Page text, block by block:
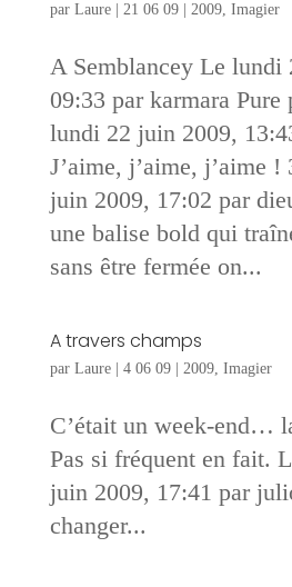
par Laure| 21 06 09| 2009, Imagier
A Semblancey Le lundi
09:33 par karmara
lundi 22 juin 2009,
J’aime, j’aime, j’aime
juin 2009, 17:02 par
une balise bold qui
sans être fermée on...
A travers champs
par Laure| 4 06 09| 2009, Imagier
C’était un week-end…
Pas si fréquent en fait.
juin 2009, 17:41 par
changer...